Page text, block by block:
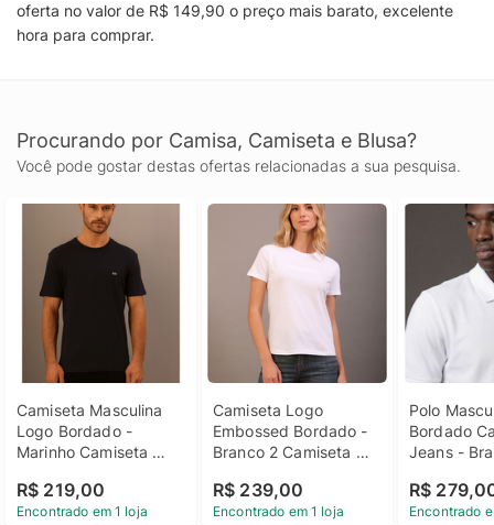
oferta no valor de R$ 149,90 o preço mais barato, excelente
hora para comprar.
Procurando por Camisa, Camiseta e Blusa?
Você pode gostar destas ofertas relacionadas a sua pesquisa.
Camiseta Masculina
Logo Bordado -
Marinho Camiseta
Bordado Marinho p
R$ 219,00
Encontrado em 1 loja
Camiseta Logo
Embossed Bordado -
Branco 2 Camiseta
Bordado Branco 2 g
R$ 239,00
Encontrado em 1 loja
Polo
Bordado
Jeans -
Bordado
Jeans
R$
Encontrado